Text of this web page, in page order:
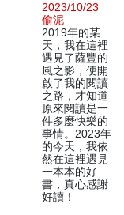
2023/10/23
偷泥
2019年的某
天，我在這裡
遇見了薩豐的
風之影，便開
啟了我的閱讀
之路，才知道
原來閱讀是一
件多麼快樂的
事情。2023年
的今天，我依
然在這裡遇見
一本本的好
書，真心感謝
好讀！